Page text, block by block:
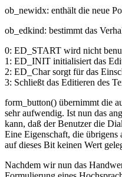
ob_newidx: enthält die neue
ob_edkind: bestimmt das
0: ED_START wird nicht
1: ED_INIT initialisiert das
2: ED_Char sorgt für das
3: Schließt das Editieren des
form_button() übernimmt die
sehr aufwendig. Ist nun das
kann, daß der Benutzer die
Eine Eigenschaft, die
auf dieses Bit keinen Wert
Nachdem wir nun das